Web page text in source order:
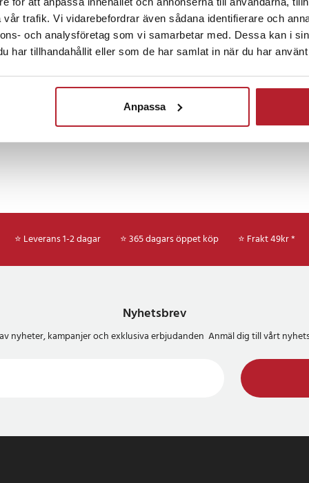
trafik. Vi vidarebefordrar även sådana identifierare och
och analysföretag som vi samarbetar med. Dessa kan i
har tillhandahållit eller som de har samlat in när du har
Anpassa
– perfekt när du vill ha allt
att kompromissa med stil
bekvämlighet i
och den låga vikten på
korthållare till ett idealiskt
PU
Fortsätt att fynda
Hem & Trädgård Plånböcker Mode &
⭐ Leverans 1-2 dagar ⭐ 365 dagars öppet köp ⭐ Frakt 49kr *
Nyhetsbrev
nyheter, kampanjer och exklusiva erbjudanden Anmäl dig till vårt